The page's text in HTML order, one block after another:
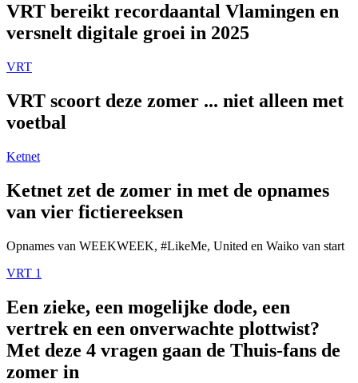
VRT bereikt recordaantal Vlamingen en
versnelt digitale groei in 2025
VRT
VRT scoort deze zomer ... niet alleen met
voetbal
Ketnet
Ketnet zet de zomer in met de opnames
van vier fictiereeksen
Opnames van WEEKWEEK, #LikeMe, United en Waiko van start
VRT 1
Een zieke, een mogelijke dode, een
vertrek en een onverwachte plottwist?
Met deze 4 vragen gaan de Thuis-fans de
zomer in